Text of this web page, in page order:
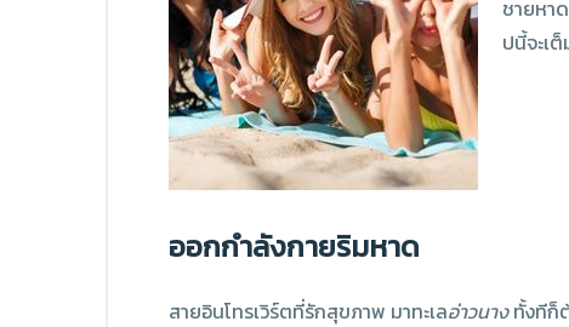
ชายหา
ปนี้จะเ
ออกกำลังกายริมหาด
สายอินโทรเวิร์ตที่รักสุขภาพ มาทะเลอ่าวนางทั้งทีก็